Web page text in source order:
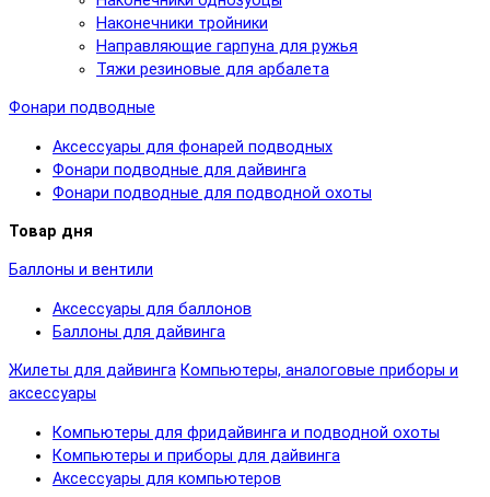
Наконечники тройники
Направляющие гарпуна для ружья
Тяжи резиновые для арбалета
Фонари подводные
Аксессуары для фонарей подводных
Фонари подводные для дайвинга
Фонари подводные для подводной охоты
Товар дня
Баллоны и вентили
Аксессуары для баллонов
Баллоны для дайвинга
Жилеты для дайвинга Компьютеры, аналоговые приборы и
аксессуары
Компьютеры для фридайвинга и подводной охоты
Компьютеры и приборы для дайвинга
Аксессуары для компьютеров